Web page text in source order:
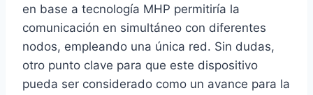
en base a tecnología MHP permitiría la
comunicación en simultáneo con diferentes
nodos, empleando una única red. Sin dudas,
otro punto clave para que este dispositivo
pueda ser considerado como un avance para la